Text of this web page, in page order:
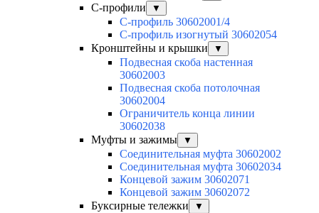
С-профили ▼
С-профиль 30602001/4
С-профиль изогнутый 30602054
Кронштейны и крышки
▼
Подвесная скоба настенная
30602003
Подвесная скоба потолочная
30602004
Ограничитель конца линии
30602038
Муфты и зажимы
▼
Соединительная муфта 30602002
Соединительная муфта 30602034
Концевой зажим 30602071
Концевой зажим 30602072
Буксирные тележки
▼